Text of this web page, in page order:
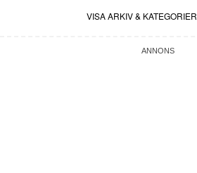
VISA ARKIV & KATEGORIER